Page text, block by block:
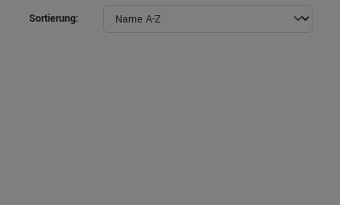
Sortierung: